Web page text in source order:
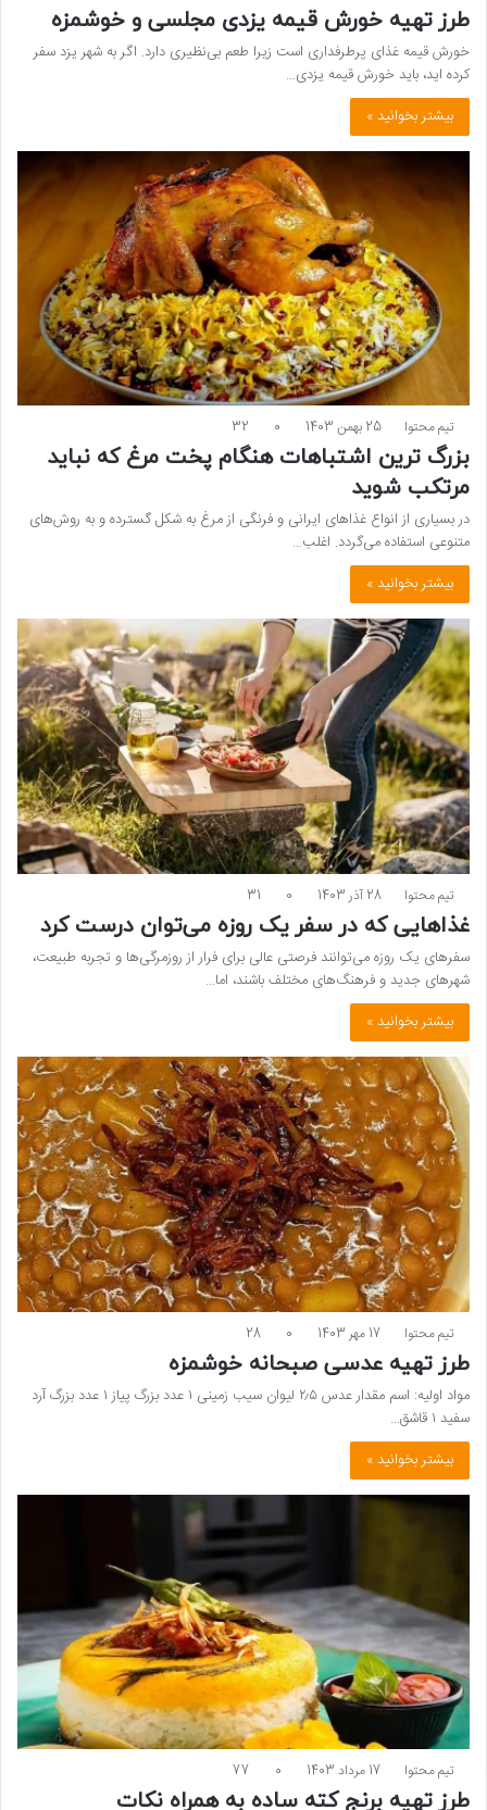
طرز تهیه خورش قیمه یزدی مجلسی و خوشمزه
خورش قیمه غذای پرطرفداری است زیرا طعم بی‌نظیری دارد. اگر به شهر یزد سفر
کرده اید، باید خورش قیمه یزدی…
بیشتر بخوانید »
تیم محتوا 25 بهمن 1403 0
32
بزرگ ترین اشتباهات هنگام پخت مرغ که نباید
مرتکب شوید
در بسیاری از انواع غذاهای ایرانی و فرنگی از مرغ به شکل گسترده و به روش‌های
متنوعی استفاده می‌گردد. اغلب…
بیشتر بخوانید »
تیم محتوا 28 آذر 1403 0
31
غذاهایی که در سفر یک روزه می‌توان درست کرد
سفرهای یک روزه می‌توانند فرصتی عالی برای فرار از روزمرگی‌ها و تجربه طبیعت،
شهرهای جدید و فرهنگ‌های مختلف باشند، اما…
بیشتر بخوانید »
تیم محتوا 17 مهر 1403 0
28
طرز تهیه عدسی صبحانه خوشمزه
مواد اولیه: اسم مقدار عدس ۲٫۵ لیوان سیب زمینی ۱ عدد بزرگ پیاز ۱ عدد بزرگ آرد
سفید ۱ قاشق…
بیشتر بخوانید »
تیم محتوا 17 مرداد 1403 0
77
طرز تهیه برنج کته ساده به همراه نکات